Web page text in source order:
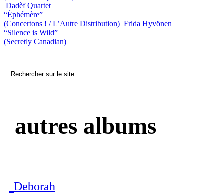
Dadèf Quartet
“Éphémère”
(Concertons ! / L’Autre Distribution) Frida Hyvönen
“Silence is Wild”
(Secretly Canadian)
autres albums
Deborah